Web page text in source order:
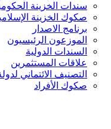
سندات الخزينة
صكوك الخزينة
برنامج الاصدار
الموزعون الرئيسيون
السندات الدولية
علاقات المستثمرين
التصنيف الائتماني
صكوك الأفراد